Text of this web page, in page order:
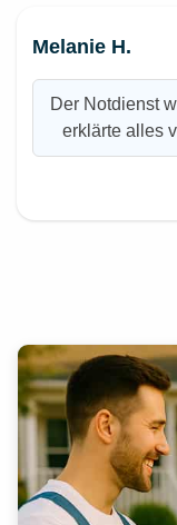
Melanie H.
Der Notdienst
erklärte alles